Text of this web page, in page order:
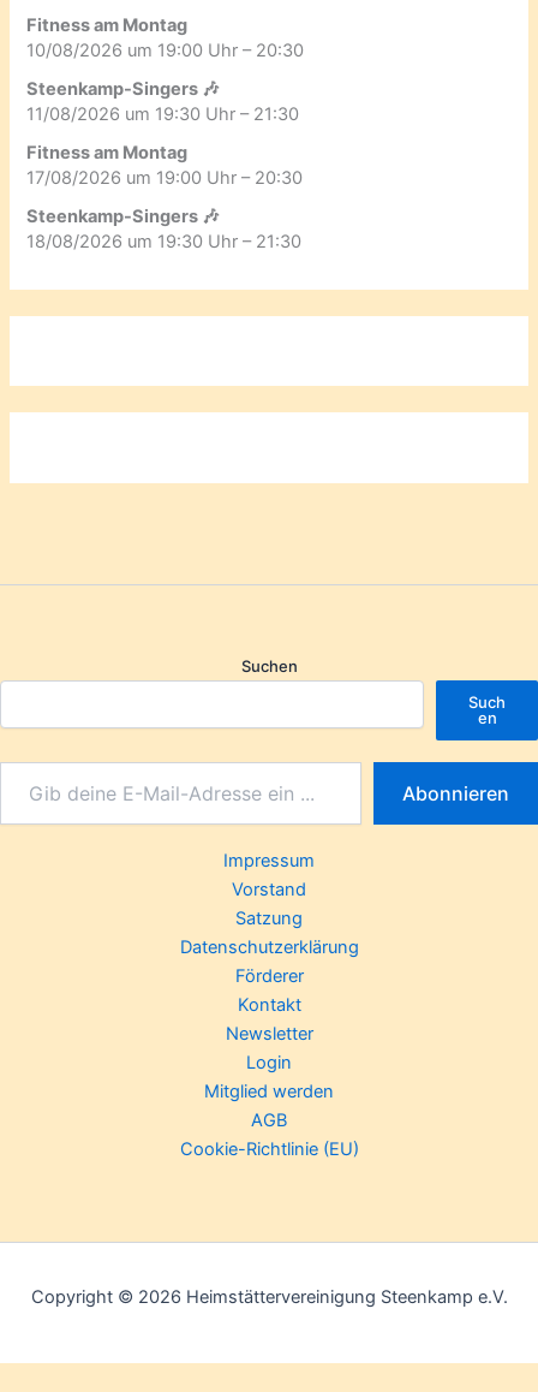
Fitness am Montag
10/08/2026 um 19:00 Uhr – 20:30
Steenkamp-Singers 🎶
11/08/2026 um 19:30 Uhr – 21:30
Fitness am Montag
17/08/2026 um 19:00 Uhr – 20:30
Steenkamp-Singers 🎶
18/08/2026 um 19:30 Uhr – 21:30
Suchen
Such
en
Abonnieren
Impressum
Vorstand
Satzung
Datenschutzerklärung
Förderer
Kontakt
Newsletter
Login
Mitglied werden
AGB
Cookie-Richtlinie (EU)
Copyright © 2026 Heimstättervereinigung Steenkamp e.V.